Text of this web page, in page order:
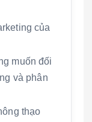
của
muốn đối
và phân
thạo